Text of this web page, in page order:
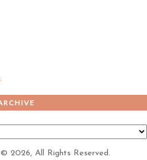
© 2026, All Rights Reserved.